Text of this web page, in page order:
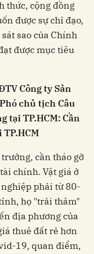
thức, cộng đồng
được sự chỉ đạo,
sao của Chính
được mục tiêu
Công ty Sản
chủ tịch Câu
tại TP.HCM: Cần
cần tháo gỡ
chính. Vật giá ở
nghiệp phải từ 80-
họ "trải thảm"
địa phương của
thuê đất rẻ hơn
19, quan điểm,